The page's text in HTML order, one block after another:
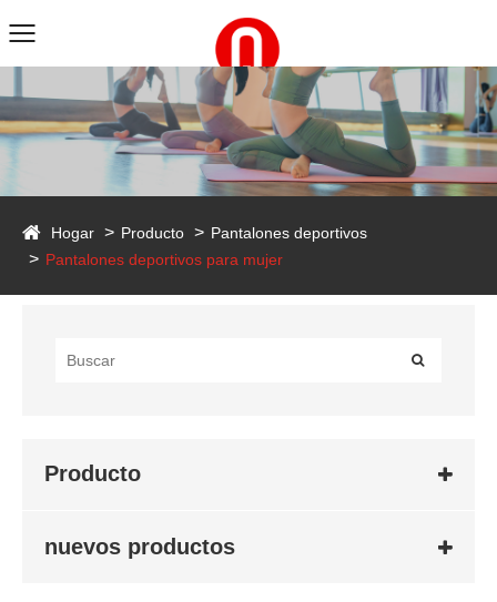
Hogar Producto
Pantalones deportivos
Pantalones deportivos para mujer
Producto
nuevos productos